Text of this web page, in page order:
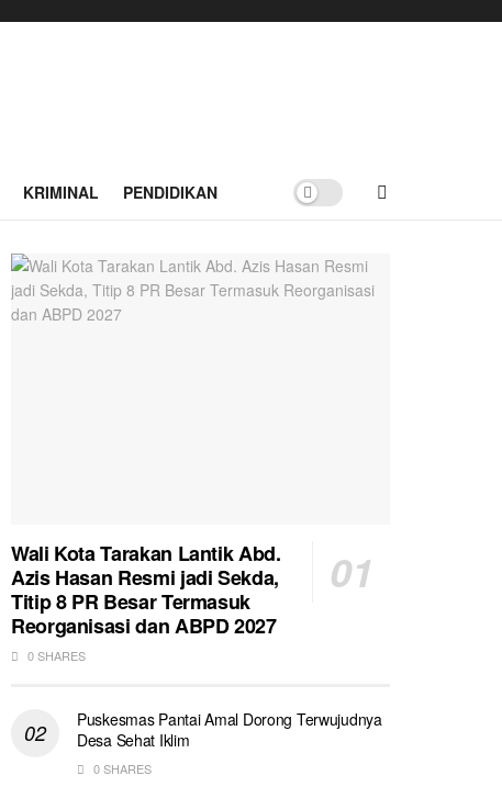
KRIMINAL PENDIDIKAN
Wali Kota Tarakan Lantik Abd.
Azis Hasan Resmi jadi Sekda,
Titip 8 PR Besar Termasuk
Reorganisasi dan ABPD 2027
0 SHARES
Puskesmas Pantai Amal Dorong Terwujudnya
Desa Sehat Iklim
0 SHARES